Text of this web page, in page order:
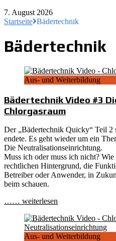
7. August 2026
Startseite Bädertechnik
Bädertechnik
Aus- und Weiterbildung
Bädertechnik Video #3
Chlorgasraum
Der „Bädertechnik Quicky“ Teil 2
endete. Es geht wieder um ein
Die Neutralisationseinrichtung.
Muss ich oder muss ich nicht?
rechtlichen Hintergrund, die
Betreiber oder Anwender, in
beim schauen.
…… weiterlesen
Aus- und Weiterbildung